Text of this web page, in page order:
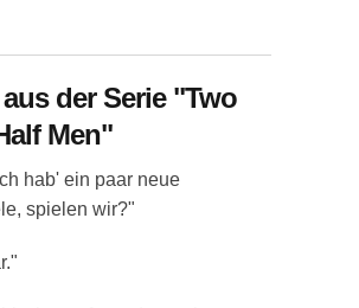
der Serie "Two
Men"
hab' ein paar neue
spielen wir?"